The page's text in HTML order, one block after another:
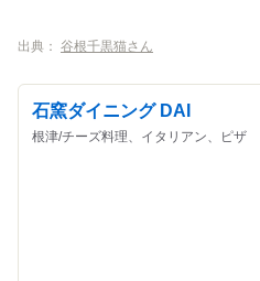
出典： 谷根千黒猫さん
石窯ダイニング DAI
根津/チーズ料理、イタリアン、ピザ